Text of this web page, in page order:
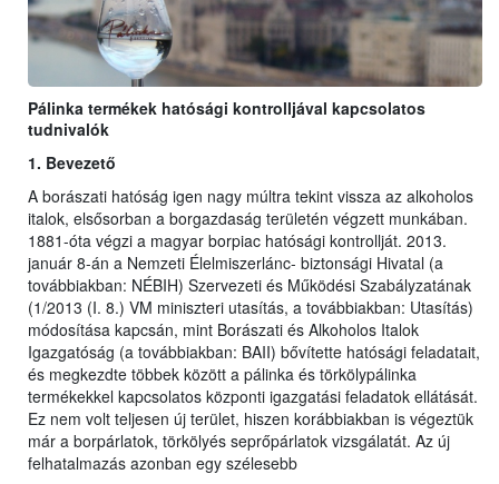
Pálinka termékek hatósági kontrolljával kapcsolatos
tudnivalók
1. Bevezető
A borászati hatóság igen nagy múltra tekint vissza az alkoholos
italok, elsősorban a borgazdaság területén végzett munkában.
1881-óta végzi a magyar borpiac hatósági kontrollját. 2013.
január 8-án a Nemzeti Élelmiszerlánc- biztonsági Hivatal (a
továbbiakban: NÉBIH) Szervezeti és Működési Szabályzatának
(1/2013 (I. 8.) VM miniszteri utasítás, a továbbiakban: Utasítás)
módosítása kapcsán, mint Borászati és Alkoholos Italok
Igazgatóság (a továbbiakban: BAII) bővítette hatósági feladatait,
és megkezdte többek között a pálinka és törkölypálinka
termékekkel kapcsolatos központi igazgatási feladatok ellátását.
Ez nem volt teljesen új terület, hiszen korábbiakban is végeztük
már a borpárlatok, törkölyés seprőpárlatok vizsgálatát. Az új
felhatalmazás azonban egy szélesebb